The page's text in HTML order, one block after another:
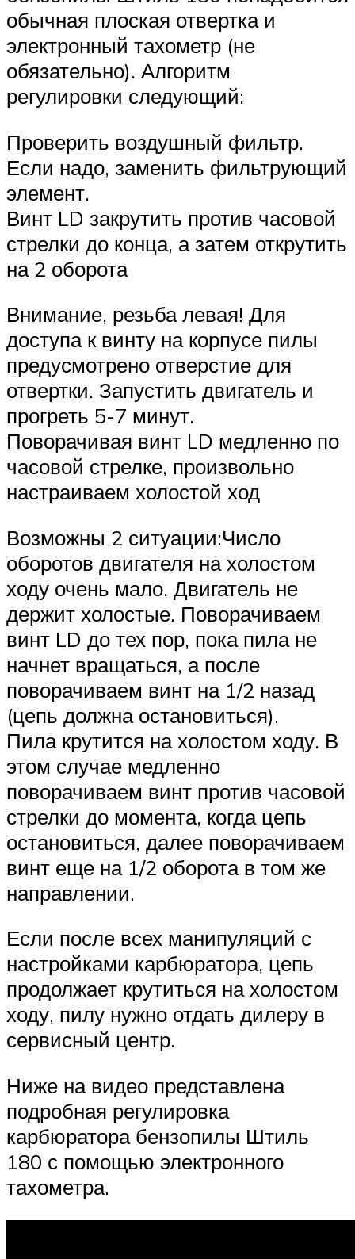
обычная плоская отвертка и
электронный тахометр (не
обязательно). Алгоритм
регулировки следующий:
Проверить воздушный фильтр.
Если надо, заменить фильтрующий
элемент.
Винт LD закрутить против часовой
стрелки до конца, а затем открутить
на 2 оборота
Внимание, резьба левая! Для
доступа к винту на корпусе пилы
предусмотрено отверстие для
отвертки. Запустить двигатель и
прогреть 5-7 минут.
Поворачивая винт LD медленно по
часовой стрелке, произвольно
настраиваем холостой ход
Возможны 2 ситуации:Число
оборотов двигателя на холостом
ходу очень мало. Двигатель не
держит холостые. Поворачиваем
винт LD до тех пор, пока пила не
начнет вращаться, а после
поворачиваем винт на 1/2 назад
(цепь должна остановиться).
Пила крутится на холостом ходу. В
этом случае медленно
поворачиваем винт против часовой
стрелки до момента, когда цепь
остановиться, далее поворачиваем
винт еще на 1/2 оборота в том же
направлении.
Если после всех манипуляций с
настройками карбюратора, цепь
продолжает крутиться на холостом
ходу, пилу нужно отдать дилеру в
сервисный центр.
Ниже на видео представлена
подробная регулировка
карбюратора бензопилы Штиль
180 с помощью электронного
тахометра.